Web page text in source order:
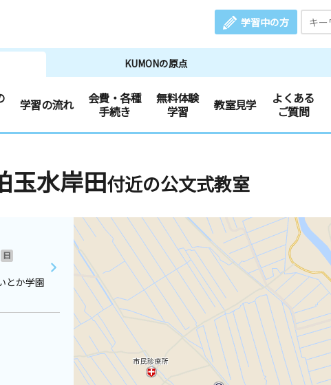
学習中の方
KUMONの原点
学習の流れ
会費・各種
手続き
無料体験
学習
教室見学
よくある
ご質問
玉水岸田付近の公文式教室
日
とか学園